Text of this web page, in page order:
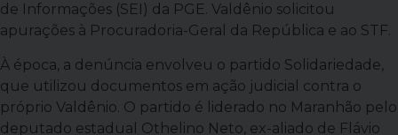
de Informações (SEI) da PGE. Valdênio solicitou
apurações à Procuradoria-Geral da República e ao STF.
À época, a denúncia envolveu o partido Solidariedade,
que utilizou documentos em ação judicial contra o
próprio Valdênio. O partido é liderado no Maranhão pelo
deputado estadual Othelino Neto, ex-aliado de Flávio